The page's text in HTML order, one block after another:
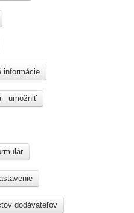
informácie
- umožniť
dodávateľov